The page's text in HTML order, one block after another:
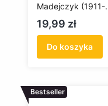
Madejczyk (1911-
1992) - polski lotnik
na obczyźnie
Cena
19,99 zł
Do koszyka
Bestseller